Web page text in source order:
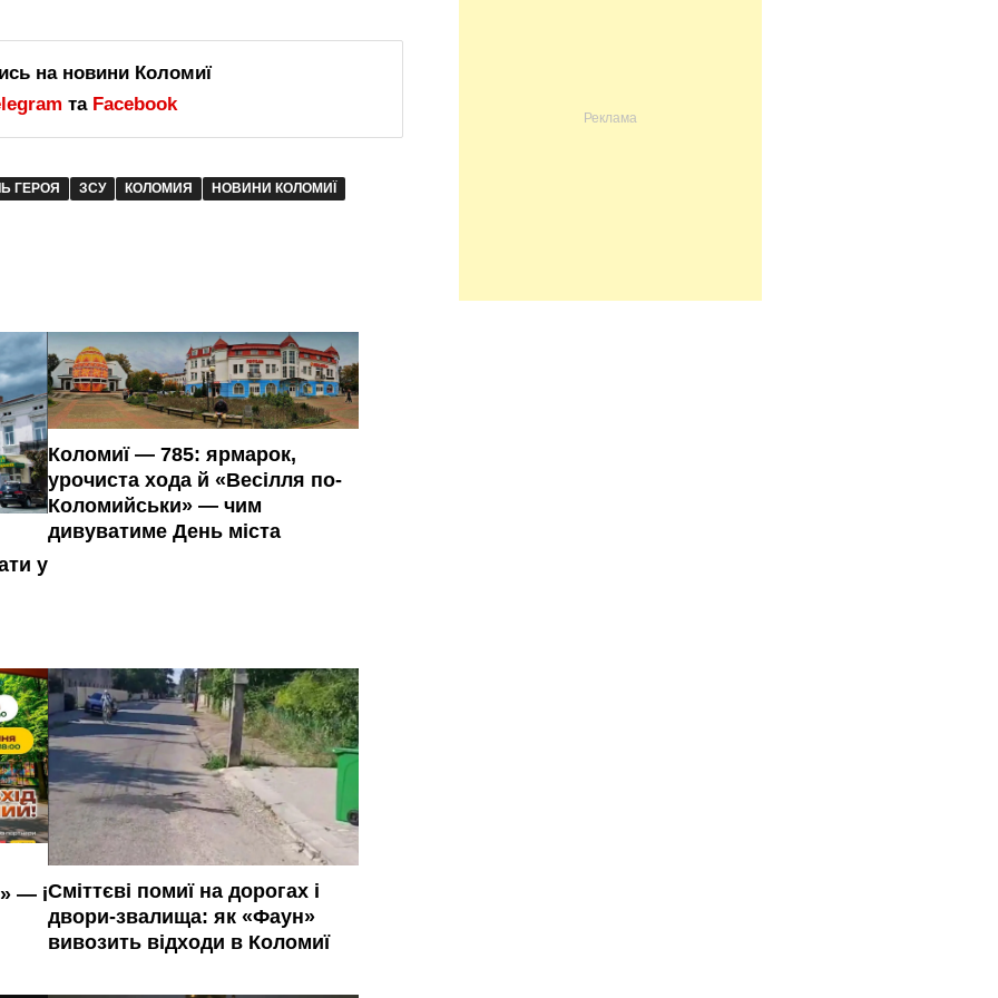
на новини Коломиї
та Facebook
ГЕРОЯ ЗСУ КОЛОМИЯ НОВИНИ КОЛОМИЇ
у
Коломиї — 785: ярмарок,
урочиста хода й «Весілля по-
Коломийськи» — чим
дивуватиме День міста
— іСміттєві помиї на дорогах і
двори-звалища: як «Фаун»
вивозить відходи в Коломиї